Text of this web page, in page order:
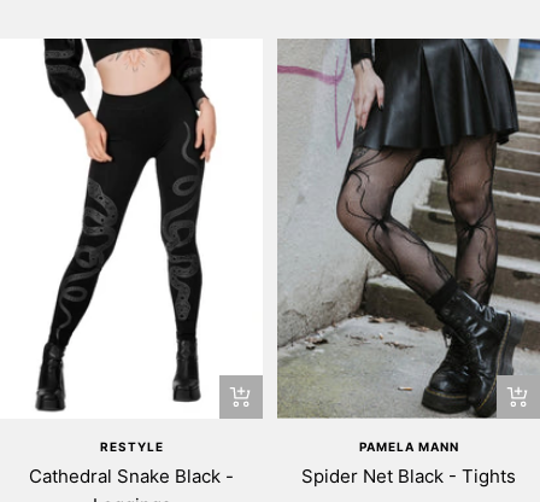
Snabbtitta
RESTYLE
Cathedral Snake Black -
+
PAMELA MANN
Spider Net Black - Tights